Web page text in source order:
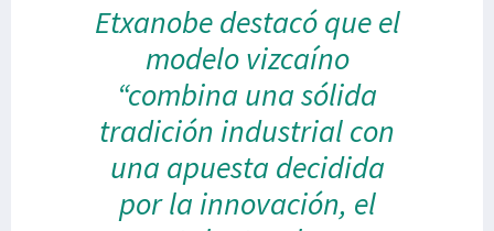
Etxanobe destacó que el
modelo vizcaíno
“combina una sólida
tradición industrial con
una apuesta decidida
por la innovación, el